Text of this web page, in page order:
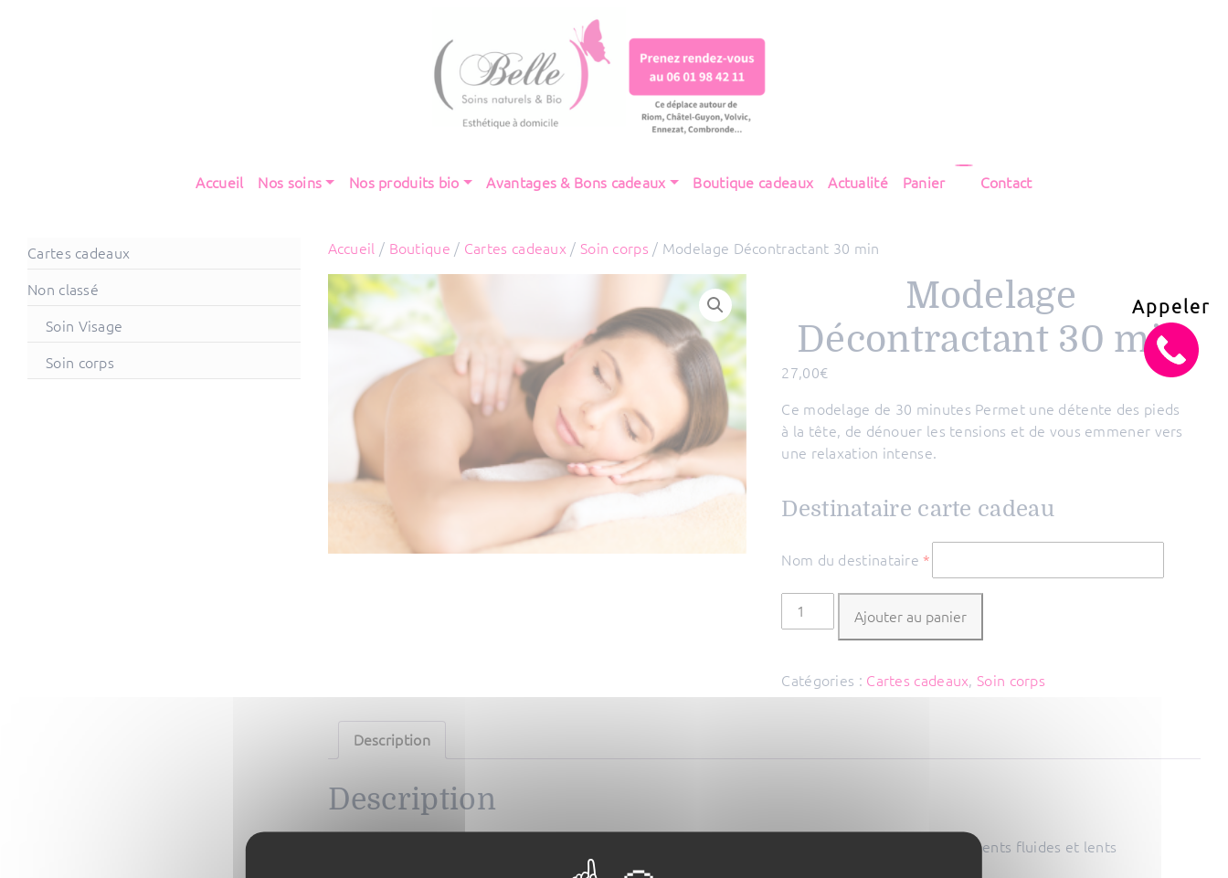
Appeler
Accueil Nos soins Nos produits bio Avantages & Bons cadeaux Boutique cadeaux Actualité Panier Contact
Cartes cadeaux
Non classé
Soin Visage
Soin corps
Accueil / Boutique / Cartes cadeaux / Soin corps / Modelage Décontractant 30 min
Modelage
Décontractant 30 min
27,00€
Ce modelage de 30 minutes Permet une détente des pieds
à la tête, de dénouer les tensions et de vous emmener vers
une relaxation intense.
Destinataire carte cadeau
Nom du destinataire *
quantité
de
30
Ajouter au panier
Catégories : Cartes cadeaux, Soin corps
Description
Description
Ce modelage inspiré de techniques de massage californien et laotien, combine de longs mouvements fluides et lents
(effleurages doux et enveloppants) et des pétrissages et pressions appuyées.